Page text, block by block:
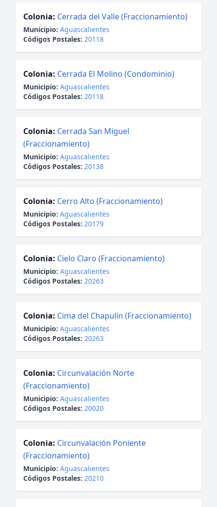
Colonia: Cerrada del Valle (Fraccionamiento)
Municipio: Aguascalientes
Códigos Postales: 20118
Colonia: Cerrada El Molino (Condominio)
Municipio: Aguascalientes
Códigos Postales: 20118
Colonia: Cerrada San Miguel
(Fraccionamiento)
Municipio: Aguascalientes
Códigos Postales: 20138
Colonia: Cerro Alto (Fraccionamiento)
Municipio: Aguascalientes
Códigos Postales: 20179
Colonia: Cielo Claro (Fraccionamiento)
Municipio: Aguascalientes
Códigos Postales: 20263
Colonia: Cima del Chapulín (Fraccionamiento)
Municipio: Aguascalientes
Códigos Postales: 20263
Colonia: Circunvalación Norte
(Fraccionamiento)
Municipio: Aguascalientes
Códigos Postales: 20020
Colonia: Circunvalación Poniente
(Fraccionamiento)
Municipio: Aguascalientes
Códigos Postales: 20210